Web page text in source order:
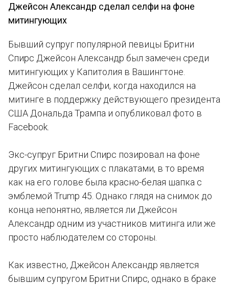
Джейсон Александр сделал селфи на фоне
митингующих
Бывший супруг популярной певицы Бритни
Спирс Джейсон Александр был замечен среди
митингующих у Капитолия в Вашингтоне.
Джейсон сделал селфи, когда находился на
митинге в поддержку действующего президента
США Дональда Трампа и опубликовал фото в
Facebook.
Экс-супруг Бритни Спирс позировал на фоне
других митингующих с плакатами, в то время
как на его голове была красно-белая шапка с
эмблемой Trump 45. Однако глядя на снимок до
конца непонятно, является ли Джейсон
Александр одним из участников митинга или же
просто наблюдателем со стороны.
Как известно, Джейсон Александр является
бывшим супругом Бритни Спирс, однако в браке